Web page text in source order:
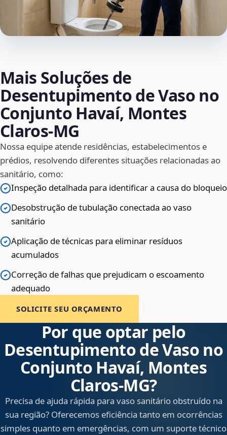
Mais Soluções de
Desentupimento de Vaso no
Conjunto Havaí, Montes
Claros‑MG
Nossa equipe atende residências, estabelecimentos e
prédios, resolvendo diferentes situações relacionadas ao
sanitário, como:
Inspeção detalhada para identificar a causa do bloqueio
Desobstrução de tubulação conectada ao vaso
sanitário
Aplicação de técnicas para eliminar resíduos
acumulados
Correção de falhas que prejudicam o escoamento
adequado
SOLICITE SEU ORÇAMENTO
Por que optar pelo
Desentupimento de Vaso no
Conjunto Havaí, Montes
Claros‑MG?
Precisa de ajuda rápida para vaso sanitário obstruído na
sua região? Oferecemos eficiência tanto em ocorrências
simples quanto em emergências, com um suporte técnico